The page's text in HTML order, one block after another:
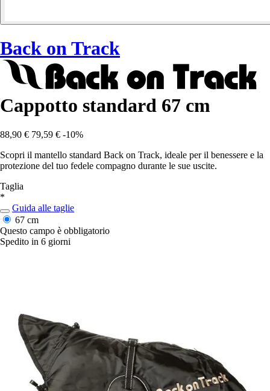
Back on Track
Cappotto standard 67 cm
88,90 € 79,59 € -10%
Scopri il mantello standard Back on Track, ideale per il benessere e la
protezione del tuo fedele compagno durante le sue uscite.
Taglia
*
Guida alle taglie
67 cm
Questo campo è obbligatorio
Spedito in 6 giorni